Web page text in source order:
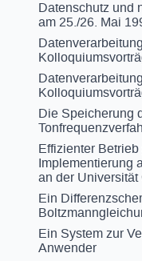
Datenschutz und
am 25./26. Mai
Die Speicherung
Effizienter
Implementierung
an der Universität
Ein
Ein System zur
Anwender